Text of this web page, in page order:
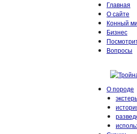
Главная
О сайте
Конный
Бизнес
Вопросы
О породе